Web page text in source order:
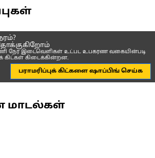
மணி நேர இடைவெளிகள் உட்பட உபகரண வகையின்படி
கிட்கள் கிடைக்கின்றன.
பராமரிப்புக் கிட்களை ஷாப்பிங் செய்க